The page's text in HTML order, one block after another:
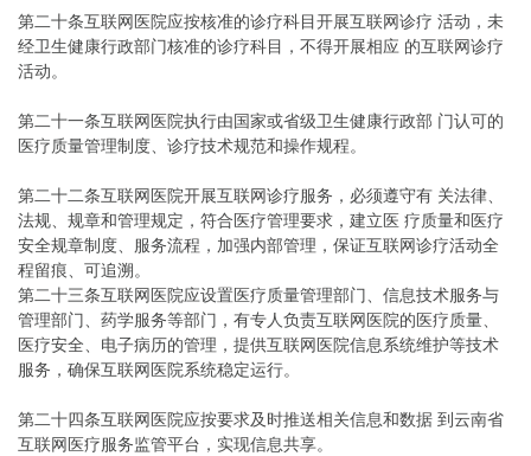
第二十条互联网医院应按核准的诊疗科目开展互联网诊疗 活动，未
经卫生健康行政部门核准的诊疗科目，不得开展相应 的互联网诊疗
活动。
第二十一条互联网医院执行由国家或省级卫生健康行政部 门认可的
医疗质量管理制度、诊疗技术规范和操作规程。
第二十二条互联网医院开展互联网诊疗服务，必须遵守有 关法律、
法规、规章和管理规定，符合医疗管理要求，建立医 疗质量和医疗
安全规章制度、服务流程，加强内部管理，保证互联网诊疗活动全
程留痕、可追溯。
第二十三条互联网医院应设置医疗质量管理部门、信息技术服务与
管理部门、药学服务等部门，有专人负责互联网医院的医疗质量、
医疗安全、电子病历的管理，提供互联网医院信息系统维护等技术
服务，确保互联网医院系统稳定运行。
第二十四条互联网医院应按要求及时推送相关信息和数据 到云南省
互联网医疗服务监管平台，实现信息共享。